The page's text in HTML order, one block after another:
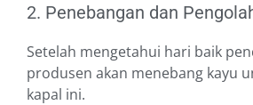
2. Penebangan dan
Setelah mengetahui hari baik
produsen akan menebang kayu
kapal ini.